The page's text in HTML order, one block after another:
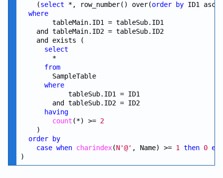
    (
select *, row_number() over(order by ID1
where
        tableMain.ID1 = tableSub.ID1
    and tableMain.ID2 = tableSub.ID2
    and exists (
select
        *
from
        SampleTable
where
            tableSub.ID1 = ID1
        and tableSub.ID2 = ID2
having
count (*) >= 2
    )
order
by
case when charindex(N'@' , Name) >= 1 then 0